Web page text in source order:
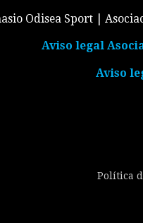
Odisea Sport |
Aviso legal
Aviso
Política